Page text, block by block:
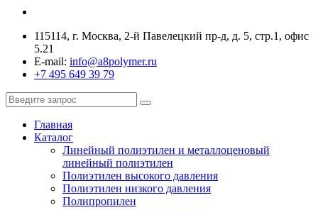
115114, г. Москва, 2-й Павелецкий пр-д, д. 5, стр.1, офис
5.21
E-mail: info@a8polymer.ru
+7 495 649 39 79
Главная
Каталог
Линейный полиэтилен и металлоценовый
линейный полиэтилен
Полиэтилен высокого давления
Полиэтилен низкого давления
Полипропилен